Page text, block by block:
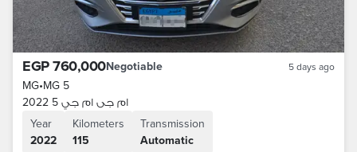
EGP 760,000Negotiable 5 days ago
MG•MG 5
ام جى ام جي 5 2022
Year
2022
Kilometers
115
Transmission
Automatic